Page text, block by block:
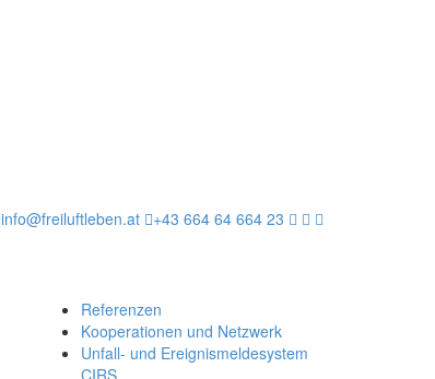
info@freiluftleben.at
+43 664 64 664 23
Referenzen
Kooperationen und Netzwerk
Unfall- und Ereignismeldesystem
CIRS